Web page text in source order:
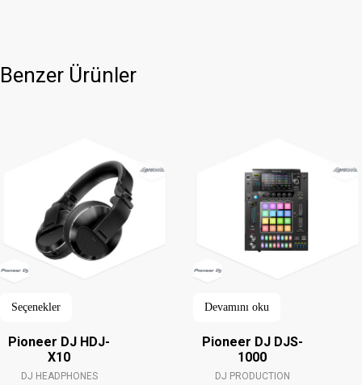
Benzer Ürünler
Seçenekler
Pioneer DJ HDJ-
X10
DJ HEADPHONES
Devamını oku
Pioneer DJ DJS-
1000
DJ PRODUCTION